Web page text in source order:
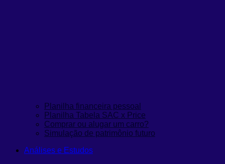
Planilha financeira pessoal
Planilha Tabela SAC x Price
Comprar ou alugar um carro?
Simulação de patrimônio futuro
Análises e Estudos